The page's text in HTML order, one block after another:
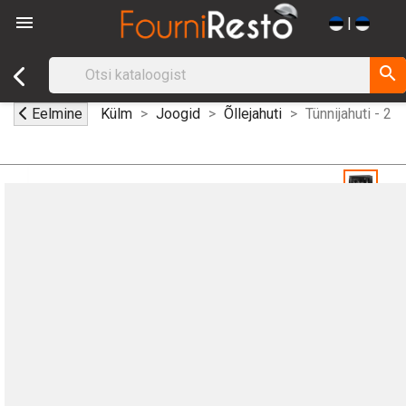
 |
search
Eelmine Külm Joogid Õllejahuti Tünnijahuti - 2